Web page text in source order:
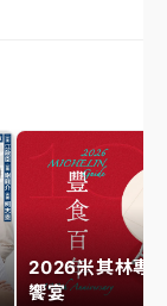
2026米其林專
饗宴